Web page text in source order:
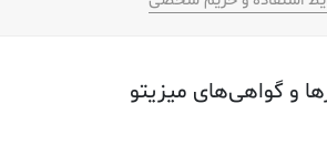
و گواهی‌های میزیتو